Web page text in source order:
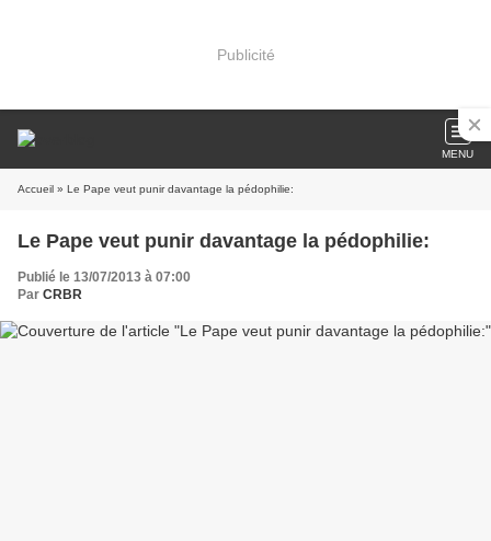
Publicité
MENU
Accueil » Le Pape veut punir davantage la pédophilie:
Le Pape veut punir davantage la pédophilie:
Publié le 13/07/2013 à 07:00
Par CRBR